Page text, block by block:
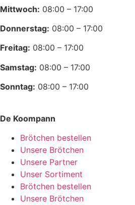
Mittwoch: 08:00 – 17:00
Donnerstag: 08:00 – 17:00
Freitag: 08:00 – 17:00
Samstag: 08:00 – 17:00
Sonntag: 08:00 – 17:00
De Koompann
Brötchen bestellen
Unsere Brötchen
Unsere Partner
Unser Sortiment
Brötchen bestellen
Unsere Brötchen